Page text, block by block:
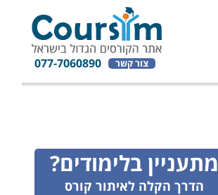
צור קשר 077-7060890
מתעניין בלימודים?
הדרך הקלה לאיתור קורס